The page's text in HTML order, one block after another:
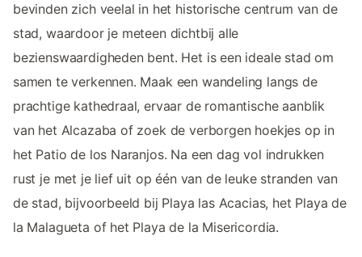
bevinden zich veelal in het historische centrum van de
stad, waardoor je meteen dichtbij alle
bezienswaardigheden bent. Het is een ideale stad om
samen te verkennen. Maak een wandeling langs de
prachtige kathedraal, ervaar de romantische aanblik
van het Alcazaba of zoek de verborgen hoekjes op in
het Patio de los Naranjos. Na een dag vol indrukken
rust je met je lief uit op één van de leuke stranden van
de stad, bijvoorbeeld bij Playa las Acacias, het Playa de
la Malagueta of het Playa de la Misericordia.